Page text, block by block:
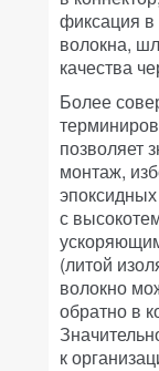
фиксация в
волокна,
качества
Более
позволяет
монтаж,
с
(литой
волокно
обратно в
к